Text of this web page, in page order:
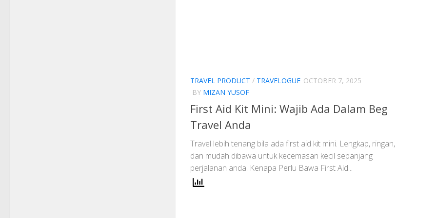
TRAVEL PRODUCT / TRAVELOGUE OCTOBER 7, 2025
BY MIZAN YUSOF
First Aid Kit Mini: Wajib Ada Dalam Beg
Travel Anda
Travel lebih tenang bila ada first aid kit mini. Lengkap, ringan,
dan mudah dibawa untuk kecemasan kecil sepanjang
perjalanan anda. Kenapa Perlu Bawa First Aid...